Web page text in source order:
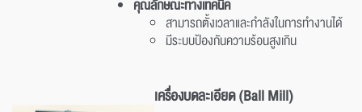
คุณลักษณะทางเทคนิค
สามารถตั้งเวลาและกำลังในการทำงานได้
มีระบบป้องกันความร้อนสูงเกิน
เครื่องบดละเอียด (Ball Mill)